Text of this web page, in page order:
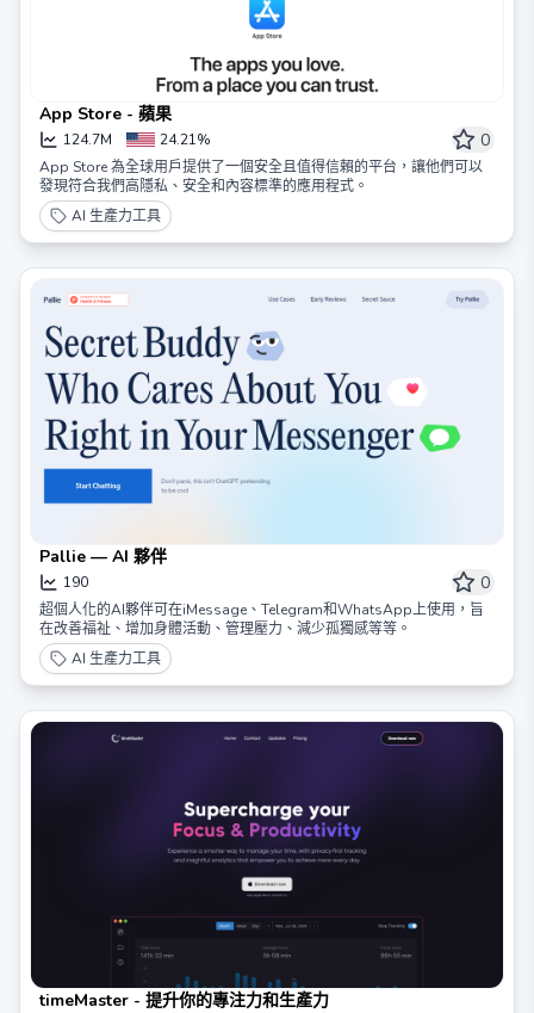
App Store - 蘋果
124.7M 24.21% 0
App Store 為全球用戶提供了一個安全且值得信賴的平台，讓他們可以
發現符合我們高隱私、安全和內容標準的應用程式。
AI 生產力工具
Pallie — AI 夥伴
190 0
超個人化的AI夥伴可在iMessage、Telegram和WhatsApp上使用，旨
在改善福祉、增加身體活動、管理壓力、減少孤獨感等等。
AI 生產力工具
timeMaster - 提升你的專注力和生產力